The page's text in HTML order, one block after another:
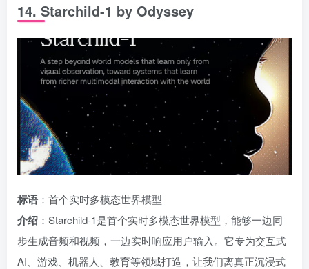
14. Starchild-1 by Odyssey
标语 ：首个实时多模态世界模型
介绍 ：Starchild-1是首个实时多模态世界模型，能够一边同
步生成音频和视频，一边实时响应用户输入。它专为交互式
AI、游戏、机器人、教育等领域打造，让我们离真正沉浸式